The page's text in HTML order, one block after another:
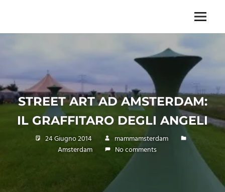
content
imprescindibile,
Mammamsterdam
da
oggi
anche
formato
monodose
Menu
STREET ART AD AMSTERDAM:
IL GRAFFITARO DEGLI ANGELI
24 Giugno 2014
mammamsterdam
Amsterdam
No comments